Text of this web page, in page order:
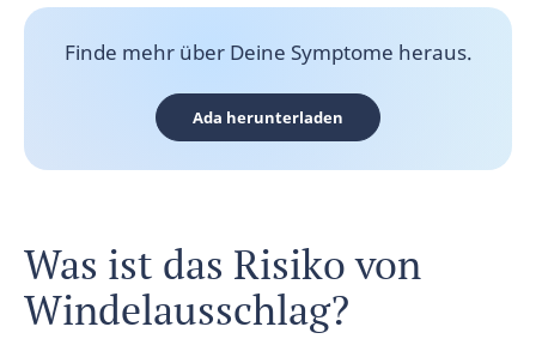
Finde mehr über Deine Symptome heraus.
Ada herunterladen
Was ist das Risiko von
Windelausschlag?